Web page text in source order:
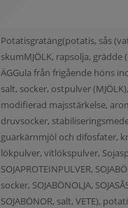
Potatisgratäng(potatis, sås
skumMJÖLK, rapsolja, grädde
ÄGGula från frigående höns
salt, socker, ostpulver (MJÖLK),
modifierad majsstärkelse,
druvsocker,
guarkärnmjöl och difosfater,
lökpulver, vitlökspulver,
SOJAPROTEINPULVER,
socker, SOJABÖNOLJA,
SOJABÖNOR, salt, VETE),